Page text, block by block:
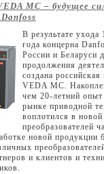
MC – будущее
В результате ухода
года концерна
России и Беларуси
продолжения
создана российская
VEDA MC.
чем 20-летний
рынке приводной
воплотился в новой
преобразователей
новой продукции
и клиентов и